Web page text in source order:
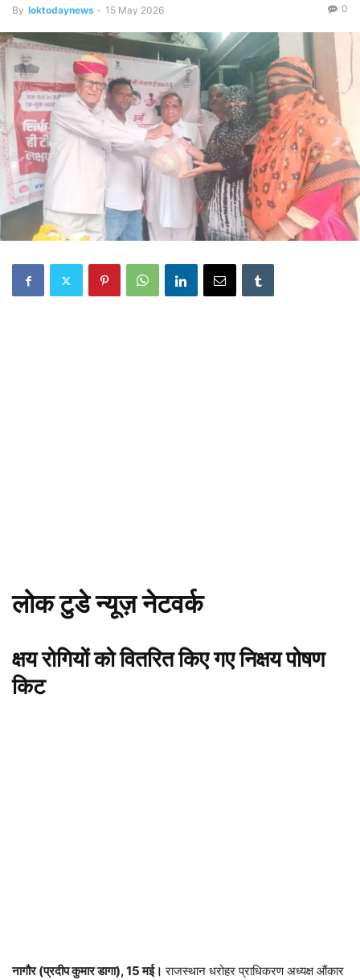
By loktodaynews - 15 May 2026 0
लोक टुडे न्यूज़ नेटवर्क
क्षय रोगियों को वितरित किए गए निक्षय पोषण
किट
नागौर (प्रदीप कुमार डागा), 15 मई। राजस्थान धरोहर प्राधिकरण अध्यक्षऔंकार